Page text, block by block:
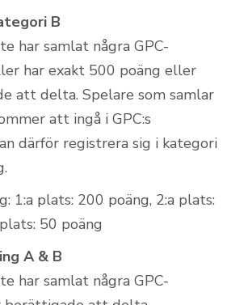
B
har samlat några GPC-
har exakt 500 poäng eller
att delta. Spelare som samlar
att ingå i GPC:s
därför registrera sig i kategori
1:a plats: 200 poäng, 2:a plats:
50 poäng
A & B
har samlat några GPC-